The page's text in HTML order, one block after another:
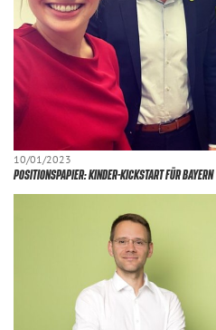
10/01/2023
POSITIONSPAPIER: KINDER-KICKSTART FÜR BAYERN